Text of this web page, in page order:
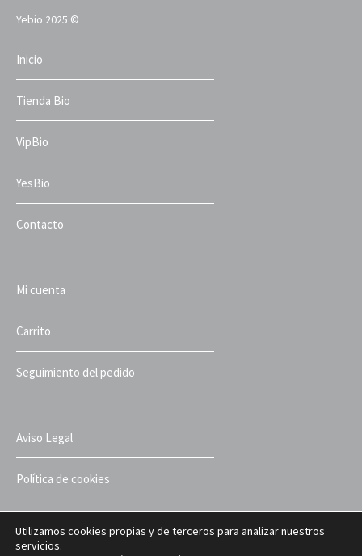
Yebio 2025 ©
Inicio
Tienda Bio
VipBio
YesBio
Contacto
Mi cuenta
Carrito
Seguimiento del pedido
Aviso Legal
Política de cookies
Utilizamos cookies propias y de terceros para analizar nuestros
servicios.